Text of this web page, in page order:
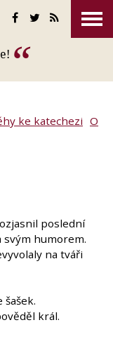
ke katechezi O
poslední
humorem.
na tváři
král.